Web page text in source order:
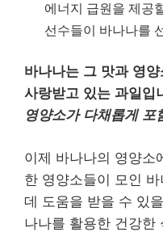
에너지 급원을 제공
선수들이 바나나를
바나나는 그 맛과 영
사랑받고 있는 과일입
영양소가 다채롭게 포
이제 바나나의 영양소
한 영양소들이 모인
데 도움을 받을 수 있
나나를 활용한 건강한